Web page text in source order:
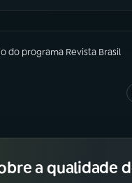
do programa Revista Brasil
a qualidade